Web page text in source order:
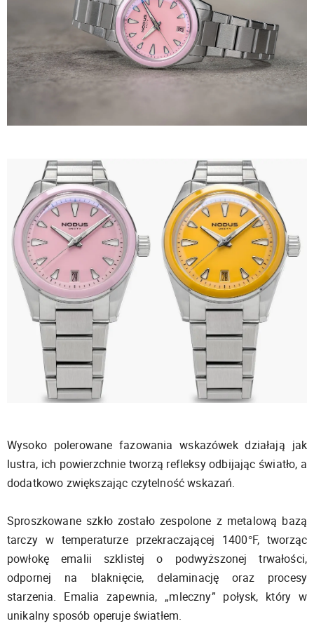
Wysoko polerowane fazowania wskazówek działają jak
lustra, ich powierzchnie tworzą refleksy odbijając światło, a
dodatkowo zwiększając czytelność wskazań.
Sproszkowane szkło zostało zespolone z metalową bazą
tarczy w temperaturze przekraczającej 1400°F, tworząc
powłokę emalii szklistej o podwyższonej trwałości,
odpornej na blaknięcie, delaminację oraz procesy
starzenia. Emalia zapewnia, „mleczny” połysk, który w
unikalny sposób operuje światłem.